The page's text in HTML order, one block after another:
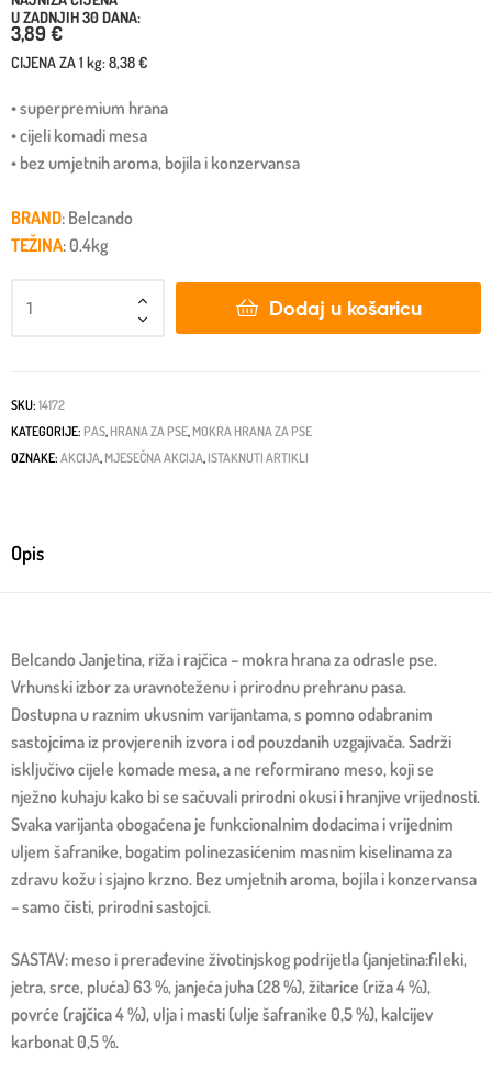
U ZADNJIH 30 DANA:
3,89 €
CIJENA ZA1 kg:8,38 €
• superpremium hrana
• cijeli komadi mesa
• bez umjetnih aroma, bojila i konzervansa
BRAND: Belcando
TEŽINA: 0.4kg
Dodaj u košaricu
SKU: 14172
KATEGORIJE: PAS, HRANA ZA PSE, MOKRA HRANA ZA PSE
OZNAKE: AKCIJA, MJESEČNA AKCIJA, ISTAKNUTI ARTIKLI
Opis
Belcando Janjetina, riža i rajčica – mokra hrana za odrasle pse.
Vrhunski izbor za uravnoteženu i prirodnu prehranu pasa.
Dostupna u raznim ukusnim varijantama, s pomno odabranim
sastojcima iz provjerenih izvora i od pouzdanih uzgajivača. Sadrži
isključivo cijele komade mesa, a ne reformirano meso, koji se
nježno kuhaju kako bi se sačuvali prirodni okusi i hranjive vrijednosti.
Svaka varijanta obogaćena je funkcionalnim dodacima i vrijednim
uljem šafranike, bogatim polinezasićenim masnim kiselinama za
zdravu kožu i sjajno krzno. Bez umjetnih aroma, bojila i konzervansa
– samo čisti, prirodni sastojci.
SASTAV: meso i prerađevine životinjskog podrijetla (janjetina:fileki,
jetra, srce, pluća) 63 %, janjeća juha (28 %), žitarice (riža 4 %),
povrće (rajčica 4 %), ulja i masti (ulje šafranike 0,5 %), kalcijev
karbonat 0,5 %.